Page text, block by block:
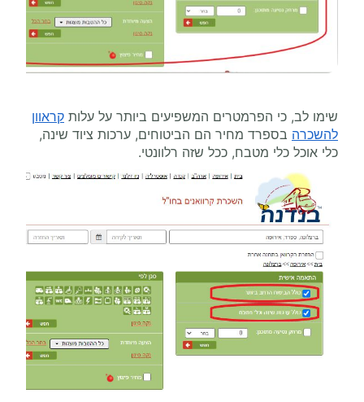
שימו לב, כי הפרמטרים המשפיעים ביותר על עלות קראוון
להשכרה בספרד מחיר הם הביטוחים, ערכות ציוד שינה,
כלי אוכל כלי מטבח, ככל שזה רלוונטי.